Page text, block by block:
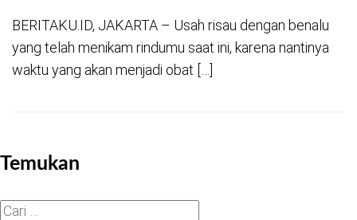
BERITAKU.ID, JAKARTA – Usah risau dengan benalu
yang telah menikam rindumu saat ini, karena nantinya
waktu yang akan menjadi obat […]
Temukan
Cari